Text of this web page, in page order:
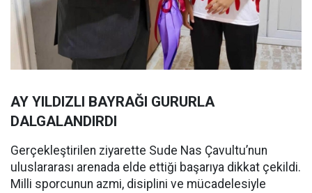
AY YILDIZLI BAYRAĞI GURURLA
DALGALANDIRDI
Gerçekleştirilen ziyarette Sude Nas Çavultu’nun
uluslararası arenada elde ettiği başarıya dikkat çekildi.
Milli sporcunun azmi, disiplini ve mücadelesiyle